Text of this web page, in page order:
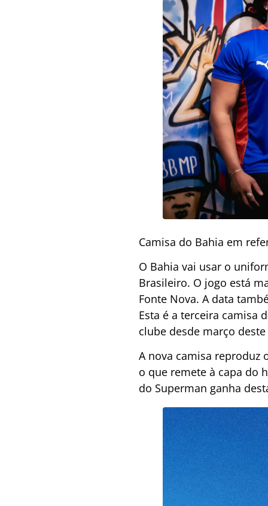
Camisa do Bahia em
O Bahia vai usar o
Brasileiro. O jogo está
Fonte Nova. A data
Esta é a terceira camisa
clube desde março
A nova camisa reproduz
o que remete à capa do
do Superman ganha